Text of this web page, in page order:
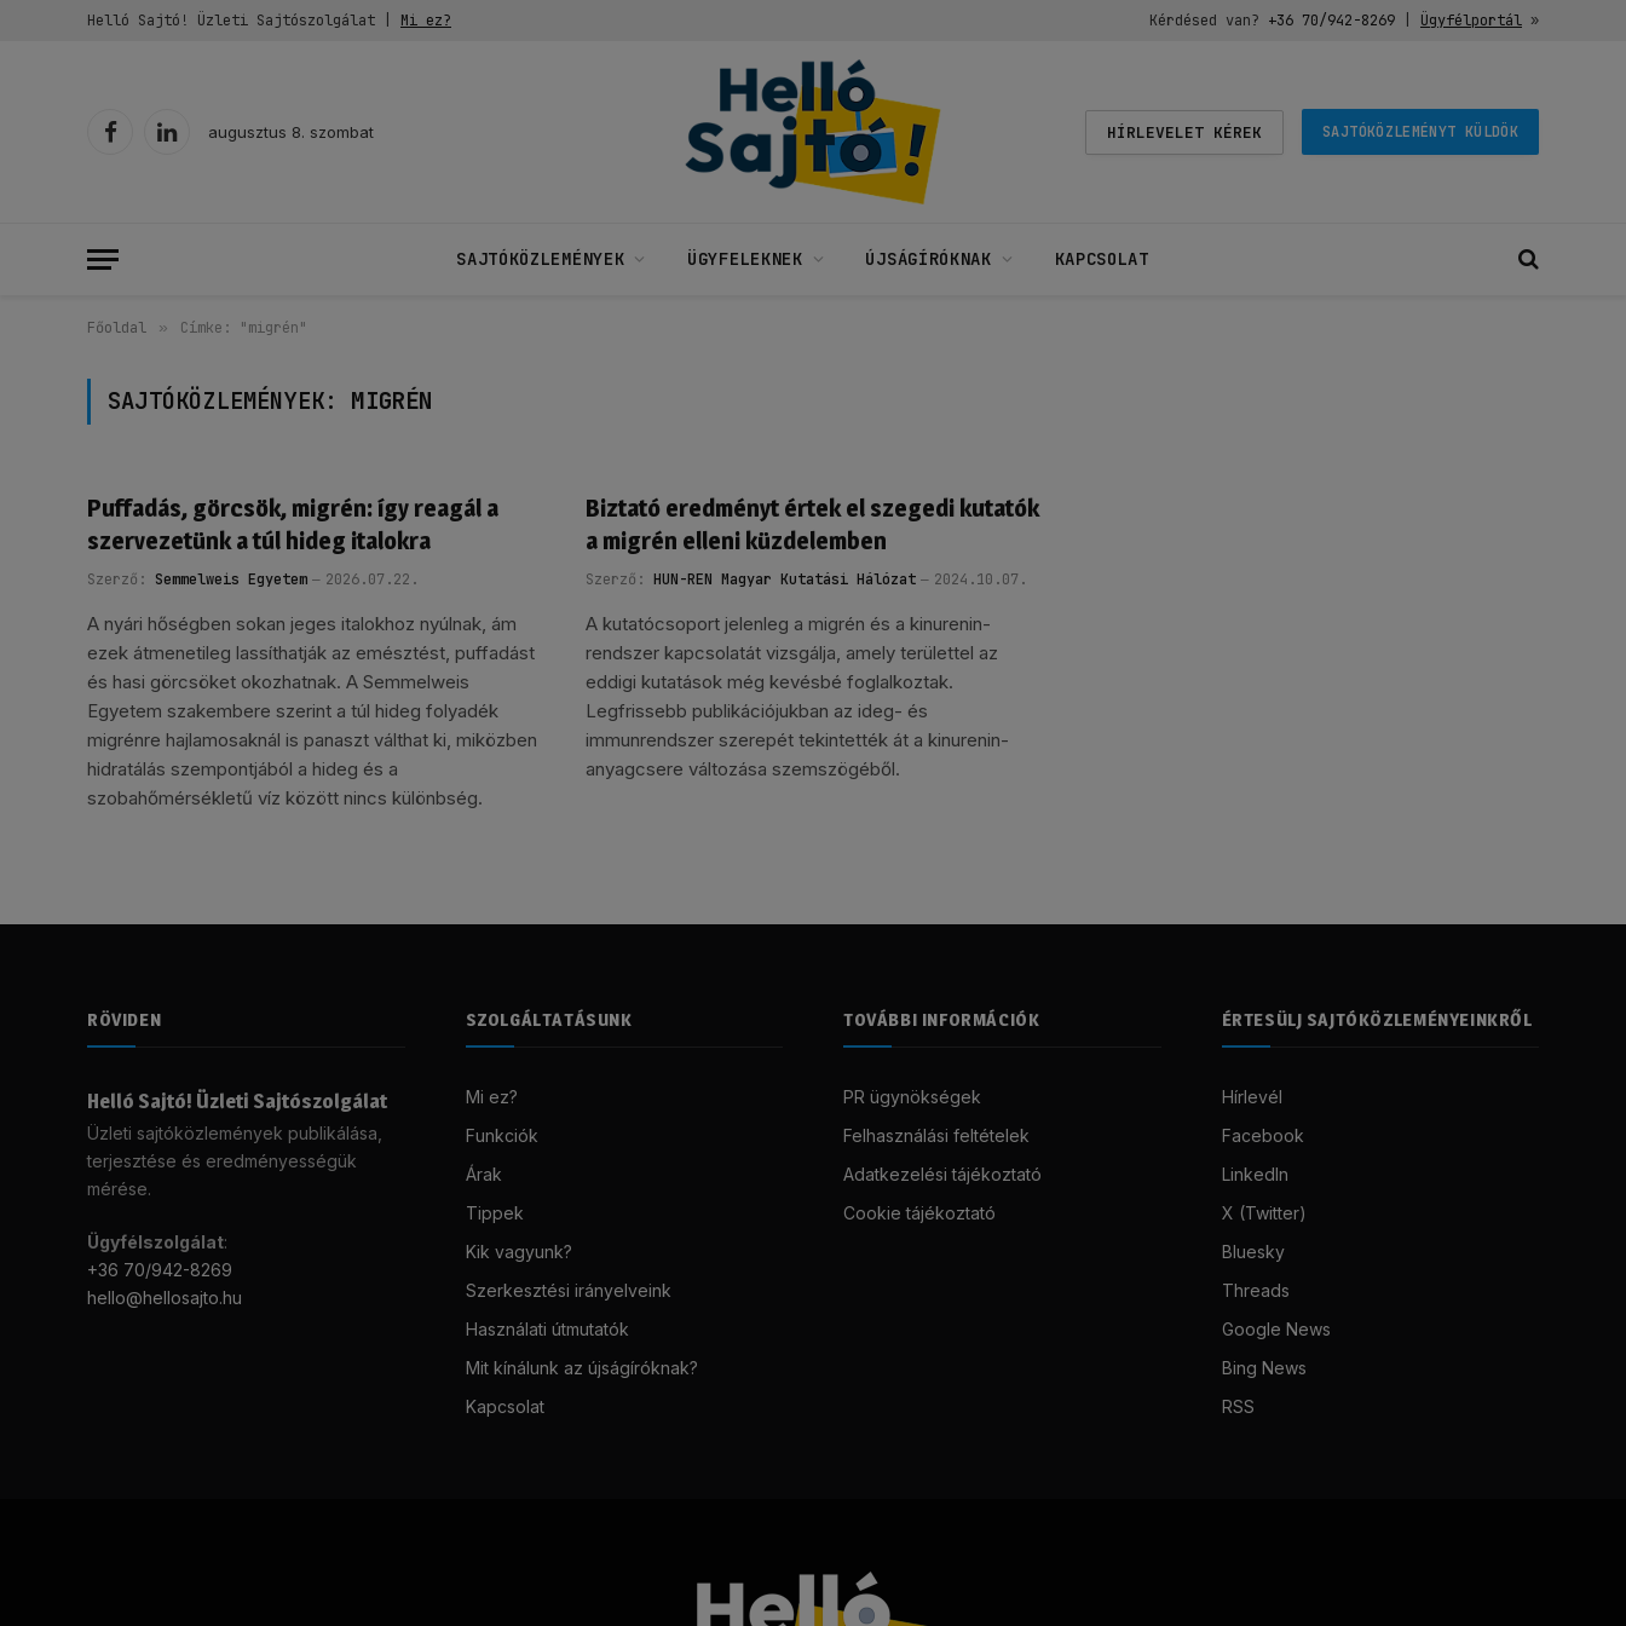
Helló Sajtó! Üzleti Sajtószolgálat | Mi ez? Kérdésed van? +36 70/942-8269| Ügyfélportál»
FacebookLinkedIn
augusztus 8. szombat HÍRLEVELET KÉREK SAJTÓKÖZLEMÉNYT KÜLDÖK
SAJTÓKÖZLEMÉNYEK ÜGYFELEKNEK ÚJSÁGÍRÓKNAK KAPCSOLAT
Főoldal » Címke: "migrén"
SAJTÓKÖZLEMÉNYEK: MIGRÉN
Puffadás, görcsök, migrén: így reagál a
szervezetünk a túl hideg italokra
Szerző: Semmelweis Egyetem 2026.07.22.
A nyári hőségben sokan jeges italokhoz nyúlnak, ám
ezek átmenetileg lassíthatják az emésztést, puffadást
és hasi görcsöket okozhatnak. A Semmelweis
Egyetem szakembere szerint a túl hideg folyadék
migrénre hajlamosaknál is panaszt válthat ki, miközben
hidratálás szempontjából a hideg és a
szobahőmérsékletű víz között nincs különbség.
Biztató eredményt értek el szegedi kutatók
a migrén elleni küzdelemben
Szerző: HUN-REN Magyar Kutatási Hálózat 2024.10.07.
A kutatócsoport jelenleg a migrén és a kinurenin-
rendszer kapcsolatát vizsgálja, amely területtel az
eddigi kutatások még kevésbé foglalkoztak.
Legfrissebb publikációjukban az ideg- és
immunrendszer szerepét tekintették át a kinurenin-
anyagcsere változása szemszögéből.
RÖVIDEN
Helló Sajtó! Üzleti Sajtószolgálat
Üzleti sajtóközlemények publikálása,
terjesztése és eredményességük
mérése.
Ügyfélszolgálat:
+36 70/942-8269
hello@hellosajto.hu
SZOLGÁLTATÁSUNK
Mi ez?
Funkciók
Árak
Tippek
Kik vagyunk?
Szerkesztési irányelveink
Használati útmutatók
Mit kínálunk az újságíróknak?
Kapcsolat
TOVÁBBI INFORMÁCIÓK
PR ügynökségek
Felhasználási feltételek
Adatkezelési tájékoztató
Cookie tájékoztató
ÉRTESÜLJ SAJTÓKÖZLEMÉNYEINKRŐL
Hírlevél
Facebook
LinkedIn
X (Twitter)
Bluesky
Threads
Google News
Bing News
RSS